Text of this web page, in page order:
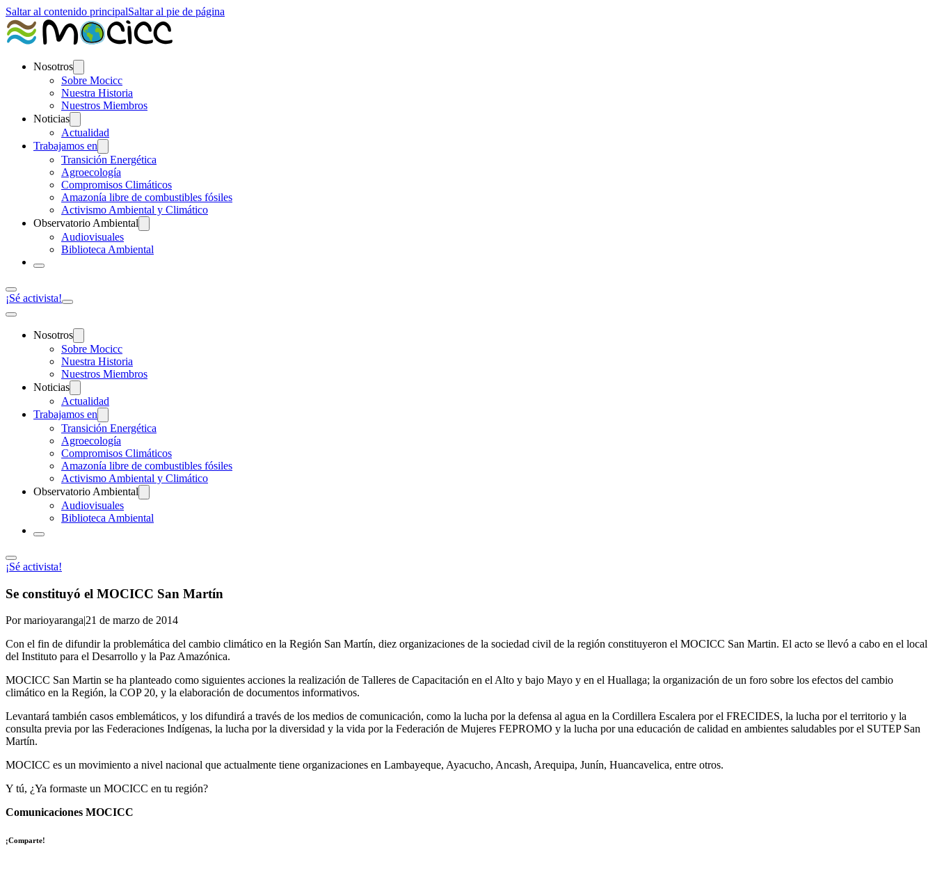
Saltar al contenido principalSaltar al pie de página
Nosotros
Sobre Mocicc
Nuestra Historia
Nuestros Miembros
Noticias
Actualidad
Trabajamos en
Transición Energética
Agroecología
Compromisos Climáticos
Amazonía libre de combustibles fósiles
Activismo Ambiental y Climático
Observatorio Ambiental
Audiovisuales
Biblioteca Ambiental
¡Sé activista!
Nosotros
Sobre Mocicc
Nuestra Historia
Nuestros Miembros
Noticias
Actualidad
Trabajamos en
Transición Energética
Agroecología
Compromisos Climáticos
Amazonía libre de combustibles fósiles
Activismo Ambiental y Climático
Observatorio Ambiental
Audiovisuales
Biblioteca Ambiental
¡Sé activista!
Se constituyó el MOCICC San Martín
Por marioyaranga|21 de marzo de 2014
Con el fin de difundir la problemática del cambio climático en la Región San Martín, diez organizaciones de la sociedad civil de la región constituyeron el MOCICC San Martin. El acto se llevó a cabo en el local
del Instituto para el Desarrollo y la Paz Amazónica.
MOCICC San Martin se ha planteado como siguientes acciones la realización de Talleres de Capacitación en el Alto y bajo Mayo y en el Huallaga; la organización de un foro sobre los efectos del cambio
climático en la Región, la COP 20, y la elaboración de documentos informativos.
Levantará también casos emblemáticos, y los difundirá a través de los medios de comunicación, como la lucha por la defensa al agua en la Cordillera Escalera por el FRECIDES, la lucha por el territorio y la
consulta previa por las Federaciones Indígenas, la lucha por la diversidad y la vida por la Federación de Mujeres FEPROMO y la lucha por una educación de calidad en ambientes saludables por el SUTEP San
Martín.
MOCICC es un movimiento a nivel nacional que actualmente tiene organizaciones en Lambayeque, Ayacucho, Ancash, Arequipa, Junín, Huancavelica, entre otros.
Y tú, ¿Ya formaste un MOCICC en tu región?
Comunicaciones MOCICC
¡Comparte!